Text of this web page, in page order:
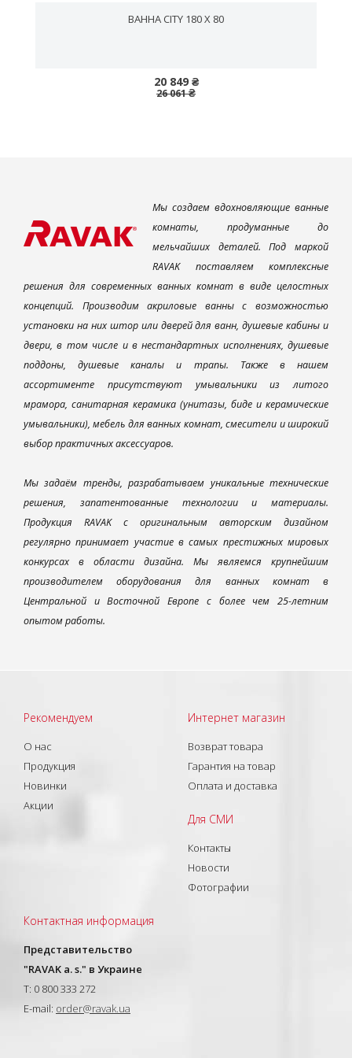
ВАННА CITY 180 X 80
20 849 ₴
26 061 ₴
Мы создаем вдохновляющие ванные
комнаты, продуманные до
мельчайших деталей. Под маркой
RAVAK поставляем комплексные
решения для современных ванных комнат в виде целостных
концепций. Производим акриловые ванны с возможностью
установки на них штор или дверей для ванн, душевые кабины и
двери, в том числе и в нестандартных исполнениях, душевые
поддоны, душевые каналы и трапы. Также в нашем
ассортименте присутствуют умывальники из литого
мрамора, санитарная керамика (унитазы, биде и керамические
умывальники), мебель для ванных комнат, смесители и широкий
выбор практичных аксессуаров.
Мы задаём тренды, разрабатываем уникальные технические
решения, запатентованные технологии и материалы.
Продукция RAVAK с оригинальным авторским дизайном
регулярно принимает участие в самых престижных мировых
конкурсах в области дизайна. Мы являемся крупнейшим
производителем оборудования для ванных комнат в
Центральной и Восточной Европе с более чем 25-летним
опытом работы.
Рекомендуем
О нас
Продукция
Новинки
Акции
Интернет магазин
Возврат товара
Гарантия на товар
Оплата и доставка
Для СМИ
Контакты
Новости
Фотографии
Контактная информация
Представительство
"RAVAK a. s." в Украине
T: 0 800 333 272
E-mail: order@ravak.ua